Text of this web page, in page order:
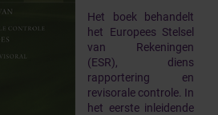
Het boek behandelt
het Europees Stelsel
van Rekeningen
(ESR), diens
rapportering en
revisorale controle. In
het eerste inleidende